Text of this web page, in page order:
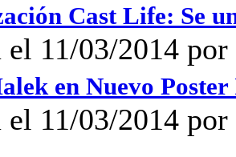
Cast Life: Se
el 11/03/2014
en Nuevo
el 11/03/2014